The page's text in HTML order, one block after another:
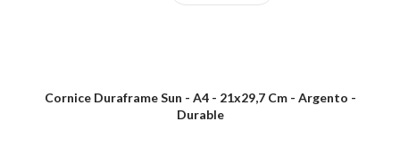
Cornice Duraframe Sun - A4 - 21x29,7 Cm - Argento -
Durable